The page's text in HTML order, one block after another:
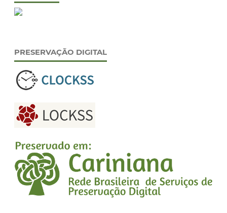
PRESERVAÇÃO DIGITAL